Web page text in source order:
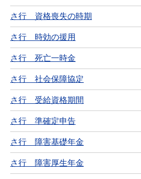
さ行 資格喪失の時期
さ行 時効の援用
さ行 死亡一時金
さ行 社会保障協定
さ行 受給資格期間
さ行 準確定申告
さ行 障害基礎年金
さ行 障害厚生年金